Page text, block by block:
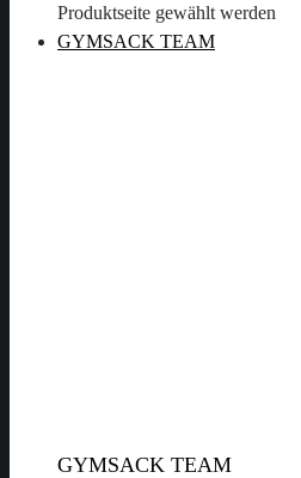
Produktseite gewählt werden
GYMSACK TEAM
GYMSACK TEAM